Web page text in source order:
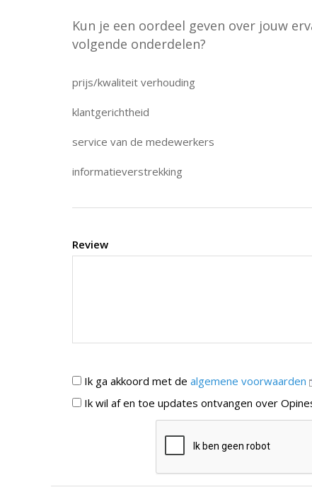
Kun je een oordeel geven over jouw
volgende onderdelen?
prijs/kwaliteit verhouding
klantgerichtheid
service van de medewerkers
informatieverstrekking
Review
Ik ga akkoord met de algemene voorwaarden
Ik wil af en toe updates ontvangen over